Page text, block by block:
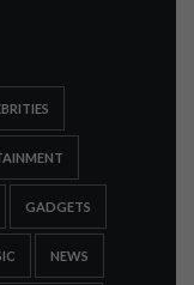
GADGETS
NEWS